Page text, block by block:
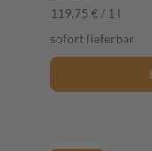
119,75 € / 1 l
sofort lieferbar